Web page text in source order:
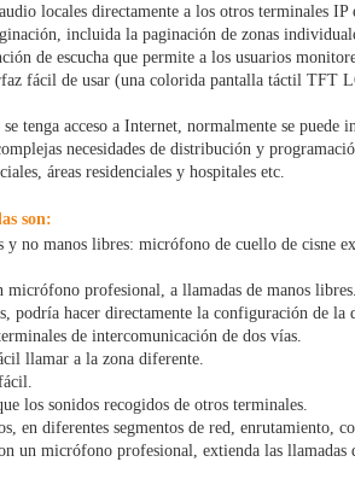
locales directamente a los otros terminales IP
incluida la paginación de zonas
de escucha que permite a los usuarios
fácil de usar (una colorida pantalla táctil TFT
tenga acceso a Internet, normalmente se
necesidades de distribución y
áreas residenciales y hospitales etc.
son:
no manos libres: micrófono de cuello de cisne
profesional, a llamadas de manos libres.
hacer directamente la configuración de la
de intercomunicación de dos vías.
llamar a la zona diferente.
los sonidos recogidos de otros terminales.
en diferentes segmentos de red, enrutamiento,
un micrófono profesional, extienda las llamadas